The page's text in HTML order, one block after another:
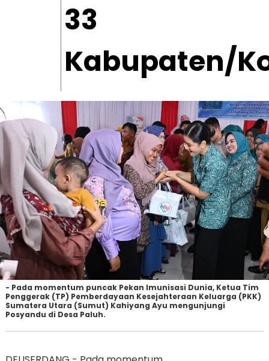
33
Kabupaten/
- Pada momentum puncak Pekan Imunisasi Dunia, Ketua Tim
Penggerak (TP) Pemberdayaan Kesejahteraan Keluarga (PKK)
Sumatera Utara (Sumut) Kahiyang Ayu mengunjungi
Posyandu di Desa Paluh.